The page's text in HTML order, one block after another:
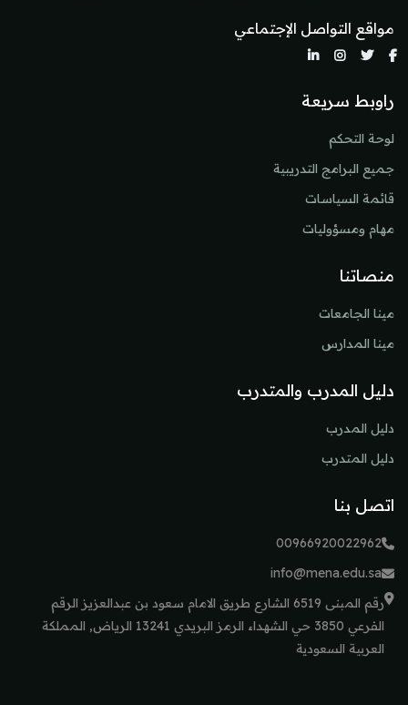
مواقع التواصل الإجتماعي
راوبط سريعة
لوحة التحكم
جميع البرامج التدريبية
قائمة السياسات
مهام ومسؤوليات
منصاتنا
مينا الجامعات
مينا المدارس
دليل المدرب والمتدرب
دليل المدرب
دليل المتدرب
اتصل بنا
00966920022962
info@mena.edu.sa
رقم المبنى 6519 الشارع طريق الامام سعود بن عبدالعزيز الرقم
الفرعي 3850 حي الشهداء الرمز البريدي 13241 الرياض, المملكة
العربية السعودية